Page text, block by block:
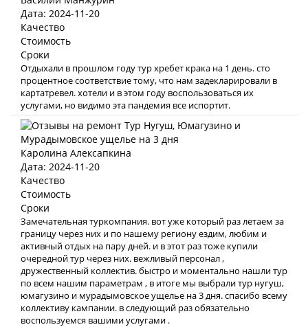
Дата: 2024-11-20
Качество
Стоимость
Сроки
Отдыхали в прошлом году тур хребет крака на 1 день. сто
процентное соответствие тому, что нам задекларировали в
картатревел. хотели и в этом году воспользоваться их
услугами, но видимо эта пандемия все испортит.
Каролина Алексапкина
Дата: 2024-11-20
Качество
Стоимость
Сроки
Замечательная туркомпания. вот уже который раз летаем за
границу через них и по нашему региону ездим, любим и
активный отдых на пару дней. и в этот раз тоже купили
очередной тур через них. вежливый персонал ,
дружественный коллектив. быстро и моментально нашли тур
по всем нашим параметрам , в итоге мы выбрали тур нугуш,
юмагузино и мурадымовское ущелье на 3 дня. спасибо всему
коллективу кампании. в следующий раз обязательно
воспользуемся вашими услугами .